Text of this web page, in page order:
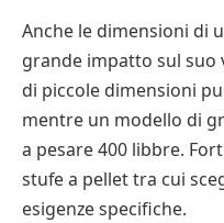
le griglie e le altre parti
sporcizia e grasso che
Esistono modi per
senza utilizzare
La pulizia di un fornello
acqua e sapone. Per
di controllare la
anche possibile avere
automatica dei pellet
per alimentare il
contribuisce a rendere
semplice.
Anche le dimensioni di
grande impatto sul suo
di piccole dimensioni
mentre un modello di
a pesare 400 libbre.
stufe a pellet tra cui
esigenze specifiche.